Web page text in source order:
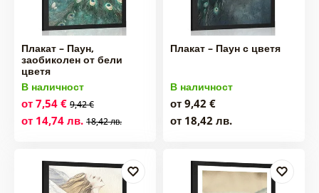
Плакат – Паун,
заобиколен от бели
цветя
В наличност
от 7,54 € 9,42 €
от 14,74 лв. 18,42 лв.
Плакат – Паун с цветя
В наличност
от 9,42 €
от 18,42 лв.